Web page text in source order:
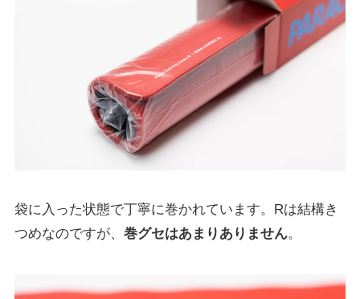
袋に入った状態で丁寧に巻かれています。Rは結構き
つめなのですが、 巻グセはあまりありません。